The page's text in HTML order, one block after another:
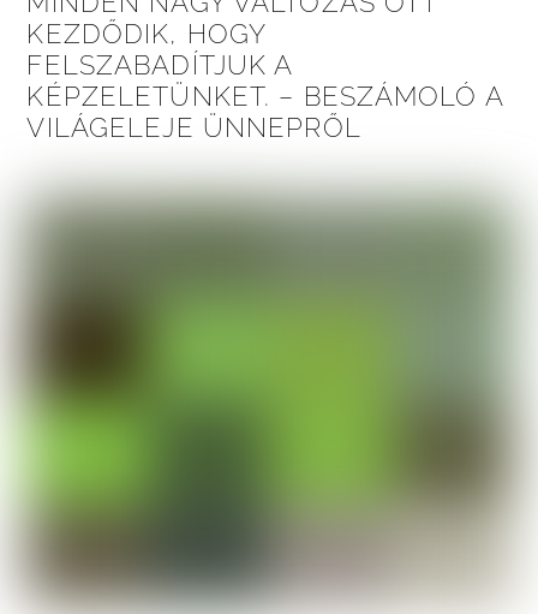
KEZDŐDIK, HOGY
FELSZABADÍTJUK A
KÉPZELETÜNKET. – BESZÁMOLÓ A
VILÁGELEJE ÜNNEPRŐL